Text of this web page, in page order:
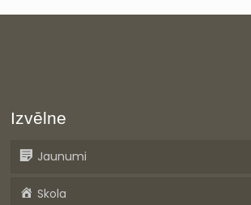
Izvēlne
Jaunumi
Skola